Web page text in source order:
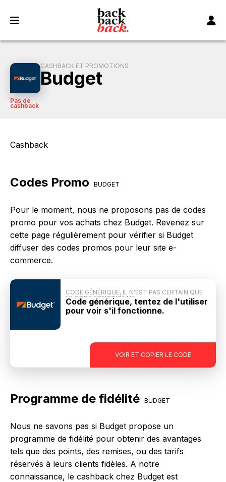
CASHBACK ET PROMOTIONS
Budget
Pas de
cashback
Cashback
Codes Promo BUDGET
Pour le moment, nous ne proposons pas de codes
promo pour vos achats chez Budget. Revenez sur
cette page régulièrement pour vérifier si Budget
diffuser des codes promos pour leur site e-
commerce.
VOIR ET COPIER LE CODE
CODE GÉNÉRIQUE, IL N'EST PAS CERTAIN QUE
LE CODE FONCTIONNE
Code générique, tentez de l'utiliser
pour voir s'il fonctionne.
Programme de fidélité BUDGET
Nous ne savons pas si Budget propose un
programme de fidélité pour obtenir des avantages
tels que des points, des remises, ou des tarifs
réservés à leurs clients fidèles. A notre
connaissance, le cashback chez Budget est